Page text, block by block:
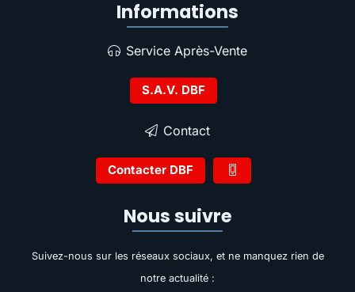
Informations
Service Après-Vente
S.A.V. DBF
Contact
Contacter DBF
Nous suivre
Suivez-nous sur les réseaux sociaux, et ne manquez rien de
notre actualité :